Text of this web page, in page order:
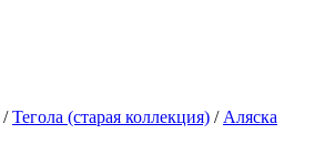
/ Тегола (старая коллекция) / Аляска